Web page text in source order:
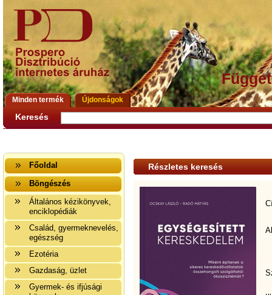
Minden termék Újdonságok
Keresés
Főoldal
Böngészés
Általános kézikönyvek,
enciklopédiák
Család, gyermeknevelés,
egészség
Ezotéria
Gazdaság, üzlet
Gyermek- és ifjúsági
Részletes keresés